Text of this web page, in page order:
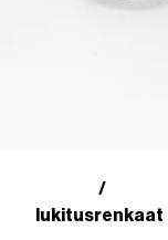
/
lukitusrenkaat